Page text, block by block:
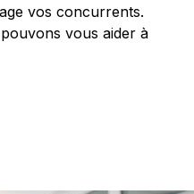
vos concurrents.
vous aider à